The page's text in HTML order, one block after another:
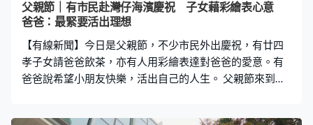
父親節｜有市民赴灣仔海濱慶祝 子女藉彩繪表心意
爸爸：最緊要活出理想
【有線新聞】今日是父親節，不少市民外出慶祝，有廿四
孝子女請爸爸飲茶，亦有人用彩繪表達對爸爸的愛意。有
爸爸說希望小朋友快樂，活出自己的人生。 父親節來到灣